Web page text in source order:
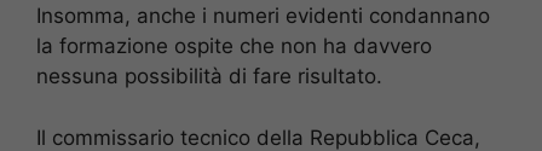
Insomma, anche i numeri evidenti condannano
la formazione ospite che non ha davvero
nessuna possibilità di fare risultato.
Il commissario tecnico della Repubblica Ceca,